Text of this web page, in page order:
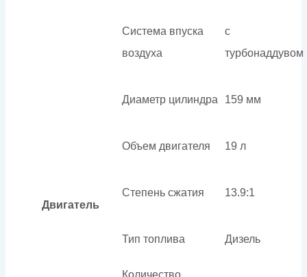
Двигатель
Система впуска
воздуха
с
турбонаддувом
Диаметр цилиндра 159 мм
Объем двигателя 19 л
Степень сжатия 13.9:1
Тип топлива Дизель
Количество